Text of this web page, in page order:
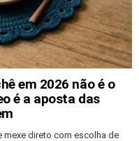
em 2026 não é o
é a aposta das
mexe direto com escolha de